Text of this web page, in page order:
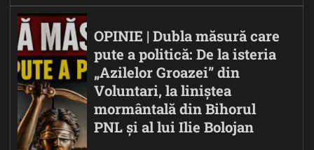
OPINIE | Dubla măsură care
pute a politică: De la isteria
„Azilelor Groazei” din
Voluntari, la liniștea
mormântală din Bihorul
PNL și al lui Ilie Bolojan